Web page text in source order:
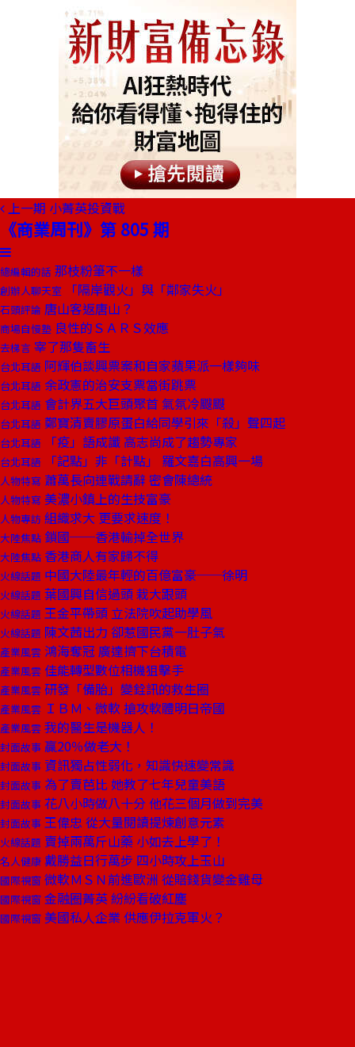
上一期 小菁英投資戰
《商業周刊》第 805 期
總編輯的話 那枝粉筆不一樣
創辦人聊天室 「隔岸觀火」與「鄰家失火」
石頭評論 唐山客返唐山？
商場自慢塾 良性的ＳＡＲＳ效應
去梯言 宰了那隻畜生
台北耳語 阿輝伯談興票案和自家蘋果派一樣夠味
台北耳語 余政憲的治安支票當街跳票
台北耳語 會計界五大巨頭聚首 氣氛冷颼颼
台北耳語 鄭寶清賣膠原蛋白給同學引來「殺」聲四起
台北耳語 「疫」語成讖 高志尚成了趨勢專家
台北耳語 「記點」非「計點」 羅文嘉白高興一場
人物特寫 蕭萬長向連戰請辭 密會陳總統
人物特寫 美濃小鎮上的生技富豪
人物專訪 組織求大 更要求速度！
大陸焦點 鎖國──香港輸掉全世界
大陸焦點 香港商人有家歸不得
火線話題 中國大陸最年輕的百億富豪──徐明
火線話題 葉國興自信過頭 栽大跟頭
火線話題 王金平帶頭 立法院吹起助學風
火線話題 陳文茜出力 卻惹國民黨一肚子氣
產業風雲 鴻海奪冠 廣達擠下台積電
產業風雲 佳能轉型數位相機狙擊手
產業風雲 研發「備胎」變銓訊的救生圈
產業風雲 ＩＢＭ、微軟 搶攻軟體明日帝國
產業風雲 我的醫生是機器人！
封面故事 贏20％做老大！
封面故事 資訊獨占性弱化，知識快速變常識
封面故事 為了賣芭比 她教了七年兒童美語
封面故事 花八小時做八十分 他花三個月做到完美
封面故事 王偉忠 從大量閱讀提煉創意元素
火線話題 賣掉兩萬斤山藥 小如去上學了！
名人健康 戴勝益日行萬步 四小時攻上玉山
國際視窗 微軟ＭＳＮ前進歐洲 從賠錢貨變金雞母
國際視窗 金融圈菁英 紛紛看破紅塵
國際視窗 美國私人企業 供應伊拉克軍火？